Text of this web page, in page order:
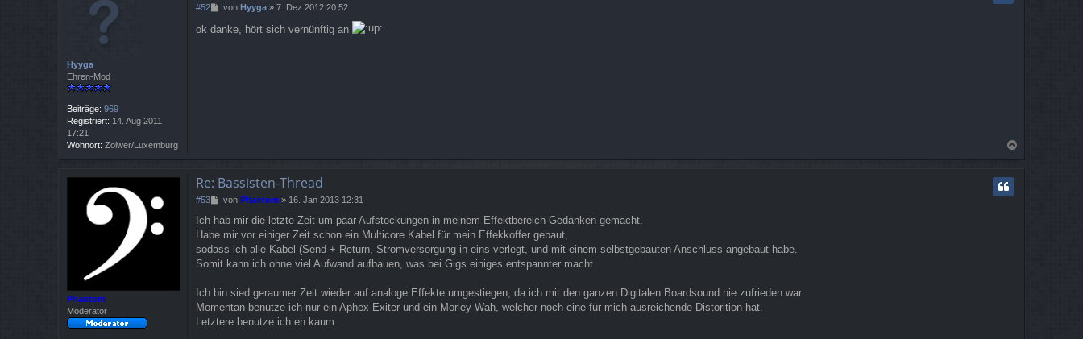
Hyyga
Ehren-Mod
Beiträge: 969
Registriert: 14. Aug 2011
17:21
Wohnort: Zolwer/Luxemburg
#52
B
i
von Hyyga» 7. Dez 2012 20:52
ok danke, hört sich vernünftig an
a
Phantom
Moderator
Re: Bassisten-Thread
#53
B
i
t
r
a
von Phantom » 16. Jan 2013 12:31
Ich hab mir die letzte Zeit um paar Aufstockungen in meinem Effektbereich Gedanken gemacht.
Habe mir vor einiger Zeit schon ein Multicore Kabel für mein Effekkoffer gebaut,
sodass ich alle Kabel (Send + Return, Stromversorgung in eins verlegt, und mit einem selbstgebauten Anschluss angebaut habe.
Somit kann ich ohne viel Aufwand aufbauen, was bei Gigs einiges entspannter macht.
Ich bin sied geraumer Zeit wieder auf analoge Effekte umgestiegen, da ich mit den ganzen Digitalen Boardsound nie zufrieden war.
Momentan benutze ich nur ein Aphex Exiter und ein Morley Wah, welcher noch eine für mich ausreichende Distorition hat.
Letztere benutze ich eh kaum.